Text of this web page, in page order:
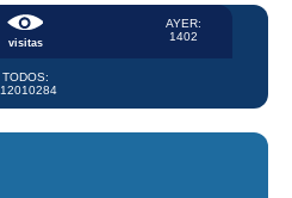
visitas
AYER:
1402
TODOS:
12010284